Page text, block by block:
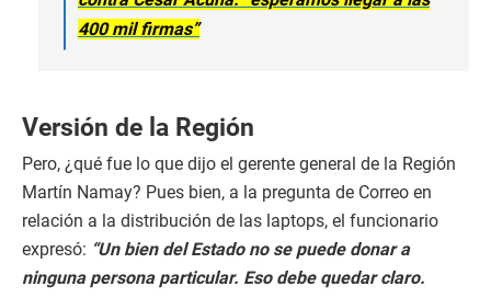
400 mil firmas”
Versión de la Región
Pero, ¿qué fue lo que dijo el gerente general de la Región
Martín Namay? Pues bien, a la pregunta de Correo en
relación a la distribución de las laptops, el funcionario
expresó: “Un bien del Estado no se puede donar a
ninguna persona particular. Eso debe quedar claro.